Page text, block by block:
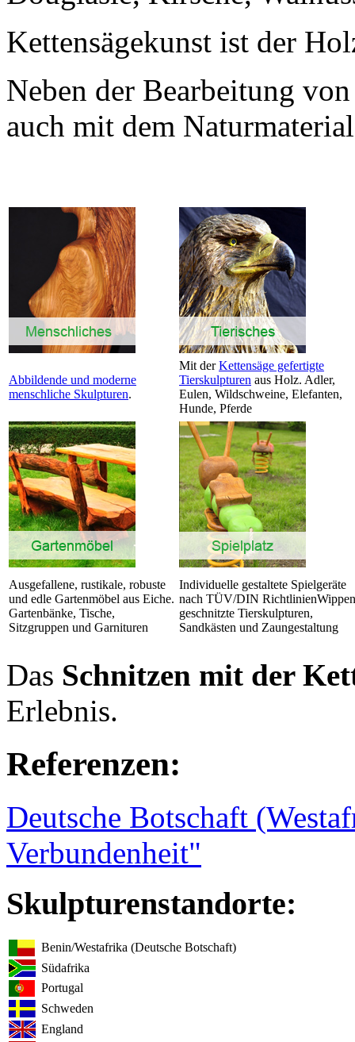
Kettensägekunst ist der
Neben der Bearbeitung
auch mit dem
Abbildende und moderne
menschliche Skulpturen.
Mit derKettensäge gefertigte
Tierskulpturen aus Holz. Adler,
Eulen, Wildschweine, Elefanten,
Hunde, Pferde
Ausgefallene, rustikale, robuste
und edle Gartenmöbel aus Eiche.
Gartenbänke, Tische,
Sitzgruppen und Garnituren
Individuelle gestaltete Spielgeräte
nach TÜV/DIN
geschnitzte Tierskulpturen,
Sandkästen und Zaungestaltung
Das Schnitzen mit der
Erlebnis.
Referenzen:
Deutsche Botschaft
Verbundenheit"
Skulpturenstandorte:
Benin/Westafrika (Deutsche Botschaft)
Südafrika
Portugal
Schweden
England